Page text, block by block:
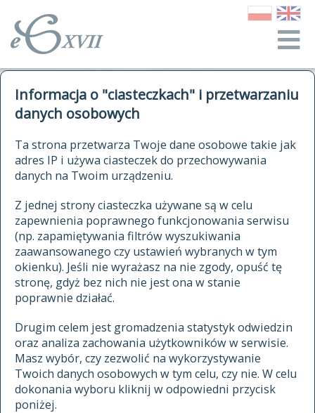
Informacja o "ciasteczkach" i przetwarzaniu
danych osobowych
Ta strona przetwarza Twoje dane osobowe takie jak
adres IP i używa ciasteczek do przechowywania
danych na Twoim urządzeniu.
Z jednej strony ciasteczka używane są w celu
zapewnienia poprawnego funkcjonowania serwisu
(np. zapamiętywania filtrów wyszukiwania
zaawansowanego czy ustawień wybranych w tym
okienku). Jeśli nie wyrażasz na nie zgody, opuść tę
stronę, gdyż bez nich nie jest ona w stanie
poprawnie działać.
Drugim celem jest gromadzenia statystyk odwiedzin
oraz analiza zachowania użytkowników w serwisie.
Masz wybór, czy zezwolić na wykorzystywanie
Twoich danych osobowych w tym celu, czy nie. W celu
dokonania wyboru kliknij w odpowiedni przycisk
poniżej.
autorzy Słownika
historia
publikacje
źródła
autorzy tekstów źródłowych
zasady opracowania
statystyki
najnowsze hasła
ostatnio zmodyfikowane hasła
materiały archiwalne
cytowanie
kontakt
kwerendy
jak cytować Słownik
ELEKTRONICZNY SŁOWNIK
JĘZYKA POLSKIEGO
XVII I XVIII WIEKU
znajdź hasła
zaczynające się od